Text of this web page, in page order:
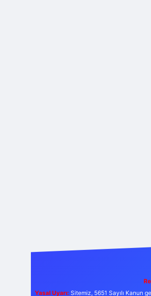
Yasal Uyarı: Sitemiz, 5651 Sayılı Kanun